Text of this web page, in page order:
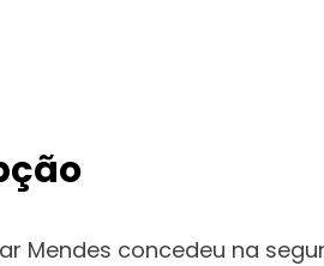
Mendes concedeu na